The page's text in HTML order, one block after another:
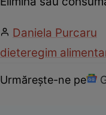
Daniela Purcaru
dieteregim
Urmărește-ne pe